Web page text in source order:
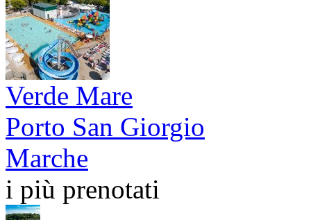
Verde Mare
Porto San Giorgio
Marche
i più prenotati